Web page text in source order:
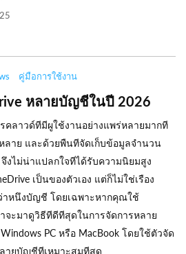
คู่มือการใช้งาน
หลายบัญชีในปี 2026
คลาวด์ทีมีผูใช้งานอย่างแพร่หลายมากที
ลาย และด้วยพืนทีจัดเก็บข้อมูลจำนวน
งไม่น่าแปลกใจทีได้รับความนิยมสูง
เป็นของตัวเอง แต่ก็ไม่ใช่เรือง
าหนึงบัญชี โดยเฉพาะหากคุณใช้
จะมาดูวิธีทีดีทีสุดในการจัดการหลาย
PC หรือ MacBook โดยใช้ตัวจัด
ายบัญชีทีเหมาะสมทีสุด